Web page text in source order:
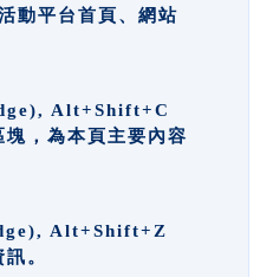
動平台首頁、網站
Alt+Shift+C
，為本頁主要內容
Alt+Shift+Z
。